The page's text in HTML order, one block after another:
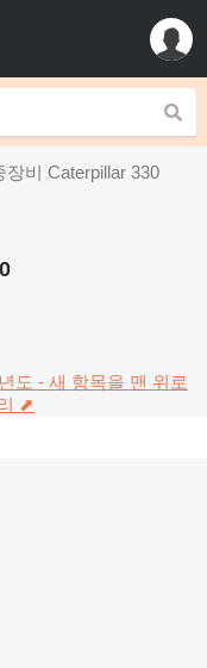
장비 Caterpillar 330
도 - 새 항목을 맨 위로
⬈